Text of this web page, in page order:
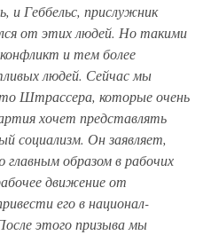
и Геббельс, прислужник
от этих людей. Но такими
и тем более
людей. Сейчас мы
Штрассера, которые очень
хочет представлять
социализм. Он заявляет,
образом в рабочих
движение от
его в национал-
этого призыва мы